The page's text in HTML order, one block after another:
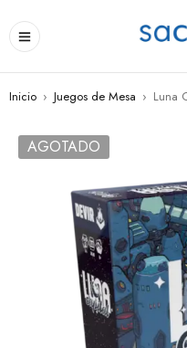
Inicio › Juegos de Mesa › Luna
AGOTADO